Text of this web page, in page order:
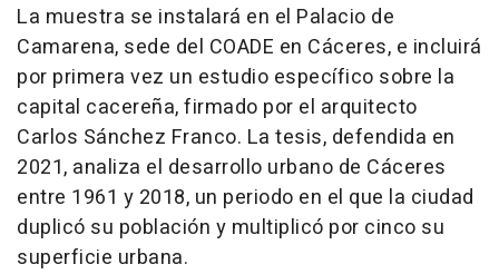
La muestra se instalará en el Palacio de
Camarena, sede del COADE en Cáceres, e incluirá
por primera vez un estudio específico sobre la
capital cacereña, firmado por el arquitecto
Carlos Sánchez Franco. La tesis, defendida en
2021, analiza el desarrollo urbano de Cáceres
entre 1961 y 2018, un periodo en el que la ciudad
duplicó su población y multiplicó por cinco su
superficie urbana.